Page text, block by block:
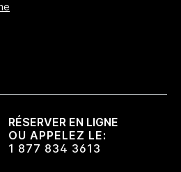
RÉSERVER EN LIGNE
OU APPELEZ LE:
1 877 834 3613